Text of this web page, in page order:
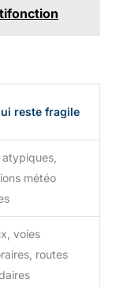
reste fragile
météo
voies
routes